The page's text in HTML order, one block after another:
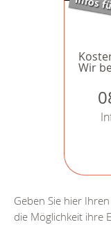
Wir
Geben Sie hier
die Möglichkeit ihre